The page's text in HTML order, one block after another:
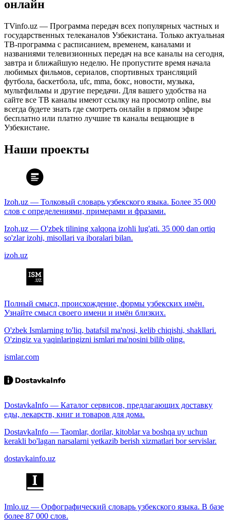
онлайн
TVinfo.uz — Программа передач всех популярных частных и
государственных телеканалов Узбекистана. Только актуальная
ТВ-программа с расписанием, временем, каналами и
названиями телевизионных передач на все каналы на сегодня,
завтра и ближайшую неделю. Не пропустите время начала
любимых фильмов, сериалов, спортивных трансляций
футбола, баскетбола, ufc, mma, бокс, новости, музыка,
мультфильмы и другие передачи. Для вашего удобства на
сайте все ТВ каналы имеют ссылку на просмотр online, вы
всегда будете знать где смотреть онлайн в прямом эфире
бесплатно или платно лучшие тв каналы вещающие в
Узбекистане.
Наши проекты
Izoh.uz — Толковый словарь узбекского языка. Более 35 000
слов с определениями, примерами и фразами.
Izoh.uz — O'zbek tilining xalqona izohli lug'ati. 35 000 dan ortiq
so'zlar izohi, misollari va iboralari bilan.
izoh.uz
Полный смысл, происхождение, формы узбекских имён.
Узнайте смысл своего имени и имён близких.
O'zbek Ismlarning to'liq, batafsil ma'nosi, kelib chiqishi, shakllari.
O'zingiz va yaqinlaringizni ismlari ma'nosini bilib oling.
ismlar.com
DostavkaInfo — Каталог сервисов, предлагающих доставку
еды, лекарств, книг и товаров для дома.
DostavkaInfo — Taomlar, dorilar, kitoblar va boshqa uy uchun
kerakli bo'lagan narsalarni yetkazib berish xizmatlari bor servislar.
dostavkainfo.uz
Imlo.uz — Орфографический словарь узбекского языка. В базе
более 87 000 слов.